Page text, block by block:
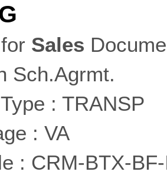
Sales
Sch.Agrmt.
: TRANSP
: VA
: CRM-BTX-